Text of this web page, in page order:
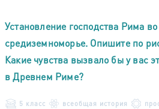
Установление господства Рима
средиземноморье. Опишите по
Какие чувства вызвало бы у вас
в Древнем Риме?
5 класс всеобщая история